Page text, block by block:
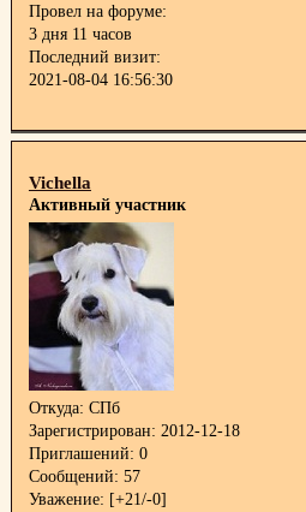
Провел на форуме:
3 дня 11 часов
Последний визит:
2021-08-04 16:56:30
Vichella
Активный участник
Откуда: СПб
Зарегистрирован: 2012-12-18
Приглашений: 0
Сообщений: 57
Уважение: [+21/-0]